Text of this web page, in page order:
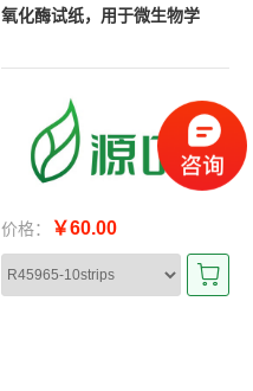
氧化酶试纸，用于微生物学
价格： ￥60.00